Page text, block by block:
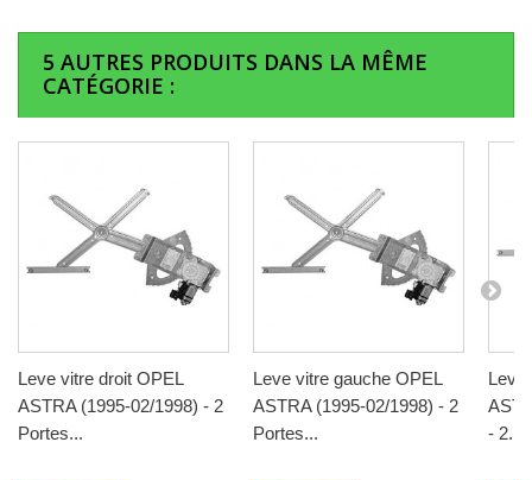
5 AUTRES PRODUITS DANS LA MÊME
CATÉGORIE :
Leve vitre droit OPEL
ASTRA (1995-02/1998) - 2
Portes...
Leve vitre gauche OPEL
ASTRA (1995-02/1998) - 2
Portes...
Leve
- 2...